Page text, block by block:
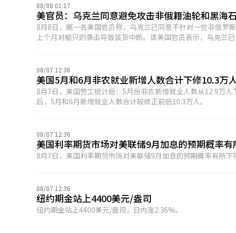
08/08 01:17
美官员：乌克兰同意避免攻击非俄籍油轮和黑海
8月8日，据一名美国官员称，乌克兰已同意不针对一些非俄罗
上个月对船只的袭击导致装货中断。该美国官员表示，乌克兰
08/07 12:36
美国5月和6月非农就业新增人数合计下修10.3万人
8月7日，美国劳工统计局：5月份非农新增就业人数从12.9万
后，5月和6月新增就业人数合计较修正前低10.3万人。
08/07 12:36
美国利率期货市场对美联储9月加息的预期概率有
8月7日，美国利率期货市场对美联储9月加息的预期概率有所下
08/07 12:36
纽约期金站上4400美元/盎司
纽约期金站上4400美元/盎司，日内涨2.36%。